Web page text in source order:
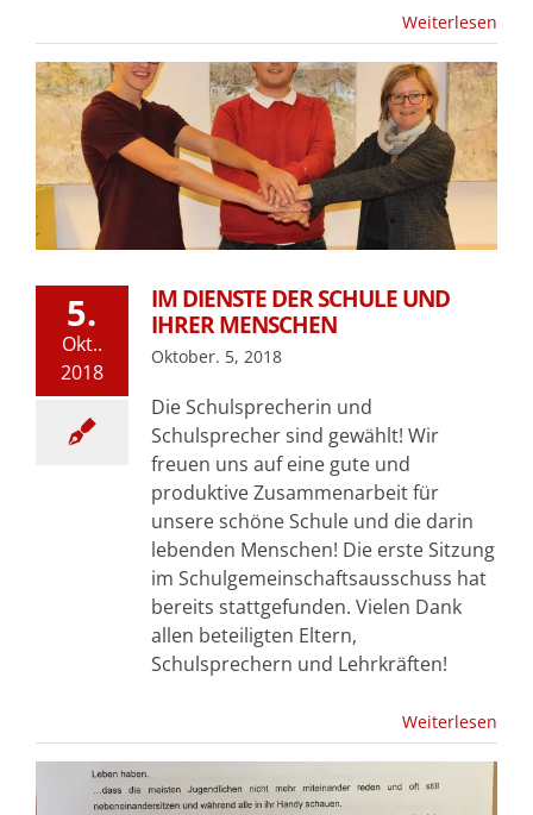
Weiterlesen
5.
Okt..
2018
IM DIENSTE DER SCHULE UND
IHRER MENSCHEN
Oktober. 5, 2018
Die Schulsprecherin und
Schulsprecher sind gewählt! Wir
freuen uns auf eine gute und
produktive Zusammenarbeit für
unsere schöne Schule und die darin
lebenden Menschen! Die erste Sitzung
im Schulgemeinschaftsausschuss hat
bereits stattgefunden. Vielen Dank
allen beteiligten Eltern,
Schulsprechern und Lehrkräften!
Weiterlesen